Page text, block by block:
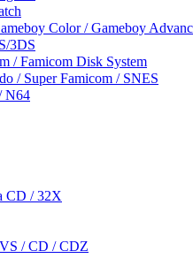
Color / Gameboy
3DS
/ Famicom Disk System
/ Super Famicom / SNES
N64
CD / 32X
/ CD / CDZ